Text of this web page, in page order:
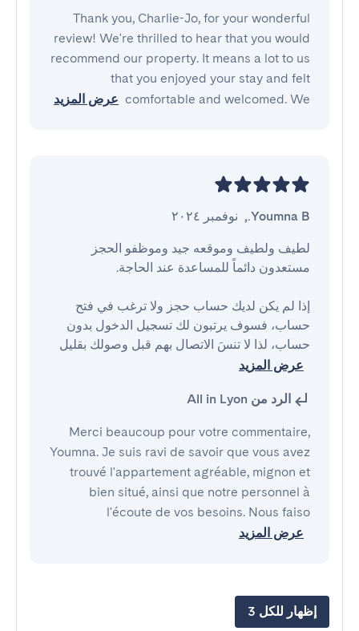
Thank you, Charlie-Jo, for your wonderful
review! We're thrilled to hear that you would
recommend our property. It means a lot to us
that you enjoyed your stay and felt
comfortable and welcomed. We عرض المزيد
Youmna B.
, نوفمبر ٢٠٢٤
حساب، لذا لا تنسَ الاتصال بهم قبل وصولك بقليل
عرض المزيد
الرد من All in Lyon
Merci beaucoup pour votre commentaire,
Youmna. Je suis ravi de savoir que vous avez
trouvé l'appartement agréable, mignon et
bien situé, ainsi que notre personnel à
l'écoute de vos besoins. Nous faiso
عرض المزيد
إظهار للكل 3